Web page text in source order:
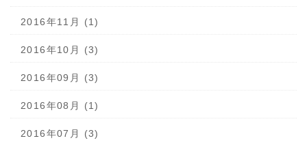
2016年11月 (1)
2016年10月 (3)
2016年09月 (3)
2016年08月 (1)
2016年07月 (3)